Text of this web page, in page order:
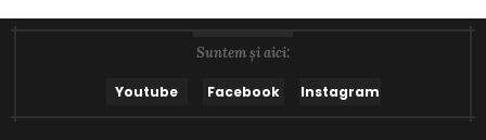
Suntem și aici:
Youtube Facebook Instagram